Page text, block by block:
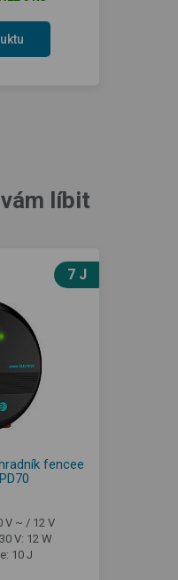
líbit
7 J
fencee
V ~ / 12 V
V: 12 W
10 J